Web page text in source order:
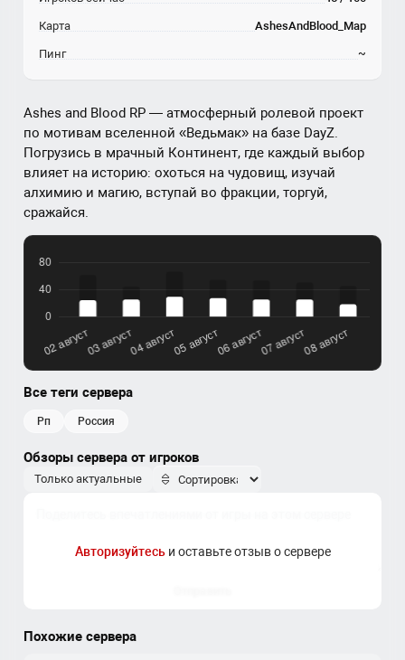
Ashes and Blood RP — атмосферный ролевой проект
по мотивам вселенной «Ведьмак» на базе DayZ.
Погрузись в мрачный Континент, где каждый выбор
влияет на историю: охоться на чудовищ, изучай
алхимию и магию, вступай во фракции, торгуй,
сражайся.
Все теги сервера
рп россия
Обзоры сервера от игроков
Только актуальные
Авторизуйтесьи оставьте отзыв о сервере
Похожие сервера
Карта AshesAndBlood_Map
Пинг ~